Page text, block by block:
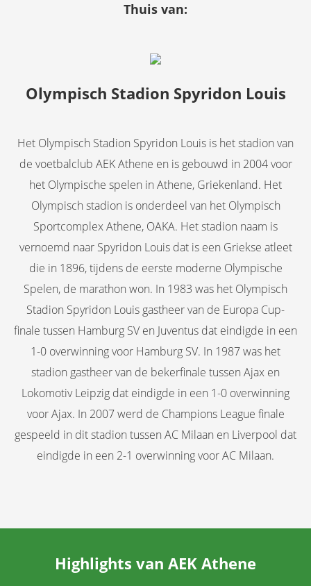
Thuis van:
Olympisch Stadion Spyridon Louis
Het Olympisch Stadion Spyridon Louis is het stadion van
de voetbalclub AEK Athene en is gebouwd in 2004 voor
het Olympische spelen in Athene, Griekenland. Het
Olympisch stadion is onderdeel van het Olympisch
Sportcomplex Athene, OAKA. Het stadion naam is
vernoemd naar Spyridon Louis dat is een Griekse atleet
die in 1896, tijdens de eerste moderne Olympische
Spelen, de marathon won. In 1983 was het Olympisch
Stadion Spyridon Louis gastheer van de Europa Cup-
finale tussen Hamburg SV en Juventus dat eindigde in een
1-0 overwinning voor Hamburg SV. In 1987 was het
stadion gastheer van de bekerfinale tussen Ajax en
Lokomotiv Leipzig dat eindigde in een 1-0 overwinning
voor Ajax. In 2007 werd de Champions League finale
gespeeld in dit stadion tussen AC Milaan en Liverpool dat
eindigde in een 2-1 overwinning voor AC Milaan.
Highlights van AEK Athene